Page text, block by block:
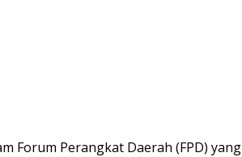
Forum Perangkat Daerah (FPD) yang